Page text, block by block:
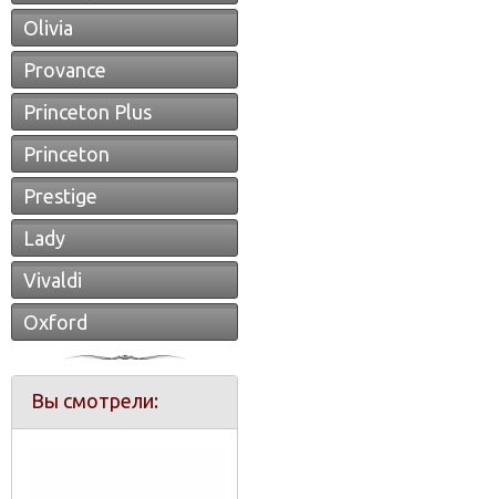
Olivia
Provance
Princeton Plus
Princeton
Prestige
Lady
Vivaldi
Oxford
Вы смотрели: